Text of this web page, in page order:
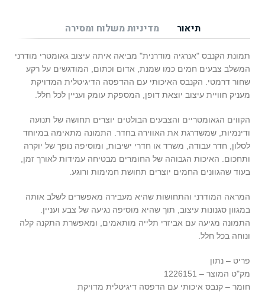
תיאור מדיניות משלוח ומסירה
תמונת הקנבס "אנרגיה מודרנית" מביאה איתה עיצוב גאומטרי מודרני
המשלב צבעים חמים כמו שמנת, אדום וכתום, המודגשים על רקע
שחור דרמטי. הקנבס האיכותי עם ההדפסה הדיגיטלית המדויקת
מעניק חוויית עיצוב יוצאת דופן, המספקת עומק ועניין לכל חלל.
הקווים הגאומטריים והצבעים הבולטים יוצרים תחושה של תנועה
ודינמיות, שמשדרגת את האווירה בחדר. התמונה מתאימה במיוחד
לסלון, חדר עבודה, משרד או חדרי ישיבות, ומוסיפה נופך של יוקרה
ותחכום. האיכות הגבוהה של החומרים מבטיחה עמידות לאורך זמן,
בעוד שהגוונים החמים יוצרים תחושת חמימות ורוגע.
המראה המודרני והתחושות שהיא מעבירה מאפשרים לשלב אותה
במגוון סגנונות עיצוב, תוך שהיא מוסיפה נגיעה של צבע ועניין.
התמונה מגיעה עם אביזרי תלייה מותאמים, ומאפשרת התקנה קלה
ונוחה בכל חלל.
פריט – נתון
מק"ט המוצר – 1226151
חומר – קנבס איכותי עם הדפסה דיגיטלית מדויקת